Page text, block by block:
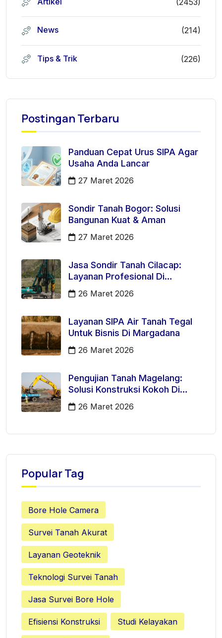
News (214)
Tips & Trik (226)
Postingan Terbaru
Panduan Cepat Urus SIPA Agar
Usaha Anda Lancar
27 Maret 2026
Sondir Tanah Bogor: Solusi
Bangunan Kuat & Aman
27 Maret 2026
Jasa Sondir Tanah Cilacap:
Layanan Profesional Di
Kecamatan Majenang
26 Maret 2026
Layanan SIPA Air Tanah Tegal
Untuk Bisnis Di Margadana
26 Maret 2026
Pengujian Tanah Magelang:
Solusi Konstruksi Kokoh Di
Mertoyudan
26 Maret 2026
Popular Tag
Bore Hole Camera
Survei Tanah Akurat
Layanan Geoteknik
Teknologi Survei Tanah
Jasa Survei Bore Hole
Efisiensi Konstruksi Studi Kelayakan